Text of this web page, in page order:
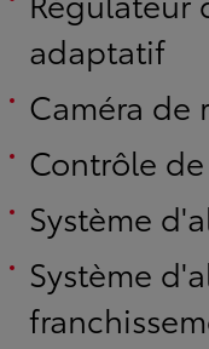
adaptatif
Caméra de
Contrôle
Système
Système